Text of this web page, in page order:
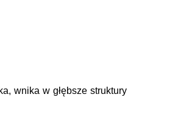
wnika w głębsze struktury